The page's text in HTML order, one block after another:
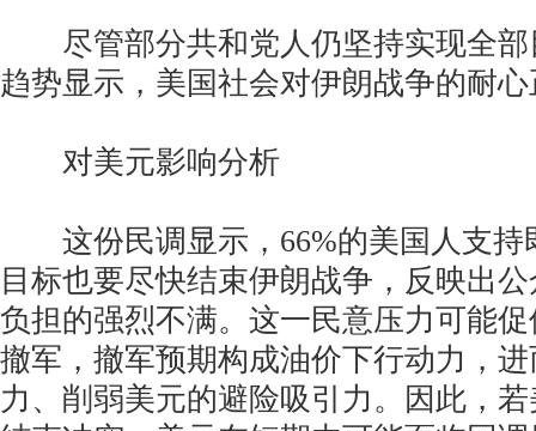
尽管部分共和党人仍坚持实现全部
趋势显示，美国社会对伊朗战争的耐
对美元影响分析
这份民调显示，66%的美国人支持
目标也要尽快结束伊朗战争，反映出
负担的强烈不满。这一民意压力可能
撤军，撤军预期构成油价下行动力，
力、削弱美元的避险吸引力。因此，